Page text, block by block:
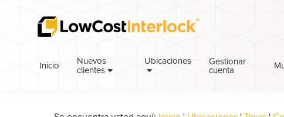
contenido
Inicio
Nuevos
clientes
Ubicaciones
Gestionar
cuenta